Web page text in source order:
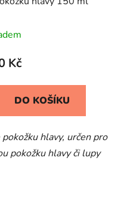
Kč
DO KOŠÍKU
hlavy, určen pro
pokožku hlavy či lupy